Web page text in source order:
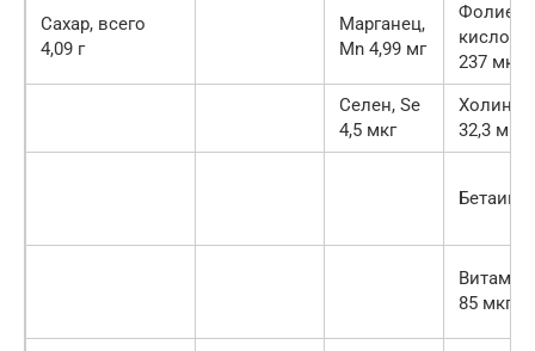
Сахар, всего
4,09 г
Марганец,
Mn 4,99 мг
кислота,
237 мкг
Селен, Se
4,5 мкг
Холин,
32,3 мг
Бетаин
Витамин
85 мкг